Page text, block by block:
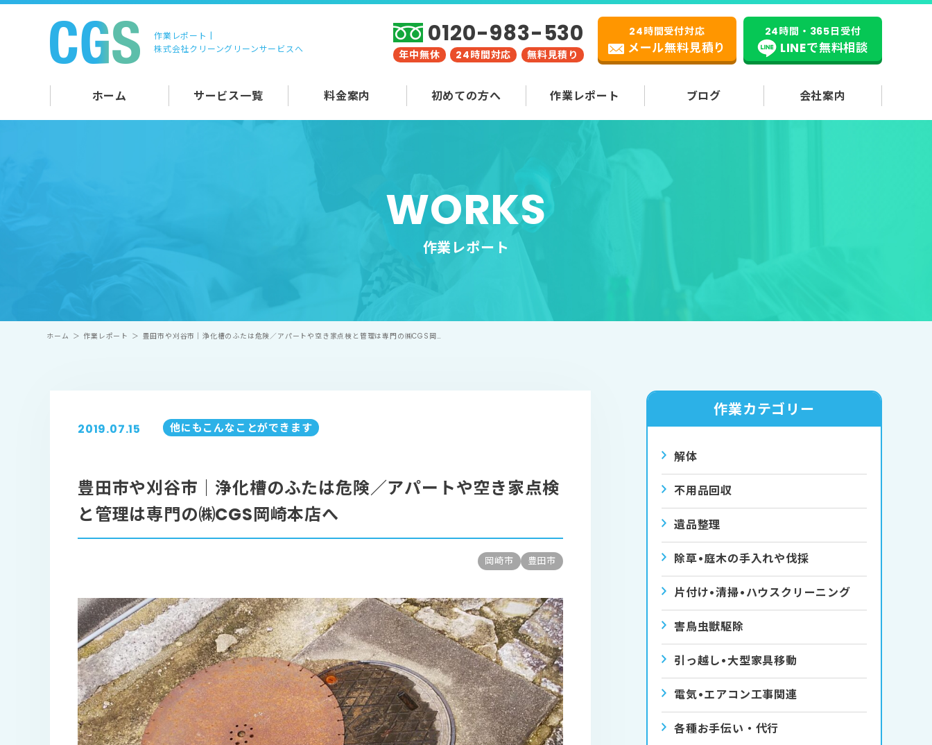
作業レポート |
株式会社クリーングリーンサービスへ
24時間・365日受付
LINEで無料相談
24時間受付対応
メール無料見積り
0120-983-530
年中無休 24時間対応 無料見積り
ホーム サービス一覧 料金案内 初めての方へ 作業レポート ブログ 会社案内
WORKS
作業レポート
ホーム ＞ 作業レポート ＞ 豊田市や刈谷市｜浄化槽のふたは危険／アパートや空き家点検と管理は専門の㈱CGS岡…
2019.07.15 他にもこんなことができます
豊田市や刈谷市｜浄化槽のふたは危険／アパートや空き家点検
と管理は専門の㈱CGS岡崎本店へ
岡崎市 豊田市
作業カテゴリー
解体
不用品回収
遺品整理
除草•庭⽊の⼿⼊れや伐採
⽚付け•清掃•ハウスクリーニング
害⿃⾍獣駆除
引っ越し•⼤型家具移動
電気•エアコン⼯事関連
各種お手伝い・代行